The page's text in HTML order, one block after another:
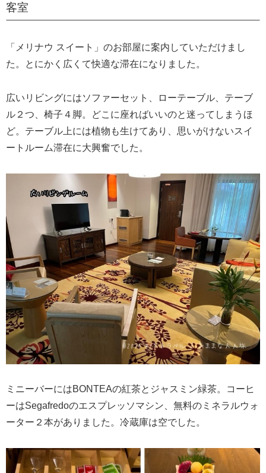
客室
「メリナウ スイート」のお部屋に案内していただけまし
た。とにかく広くて快適な滞在になりました。
広いリビングにはソファーセット、ローテーブル、テーブ
ル２つ、椅子４脚。どこに座ればいいのと迷ってしまうほ
ど。テーブル上には植物も生けてあり、思いがけないスイ
ートルーム滞在に大興奮でした。
ミニーバーにはBONTEAの紅茶とジャスミン緑茶。コーヒ
ーはSegafredoのエスプレッソマシン、無料のミネラルウォ
ーター２本がありました。冷蔵庫は空でした。